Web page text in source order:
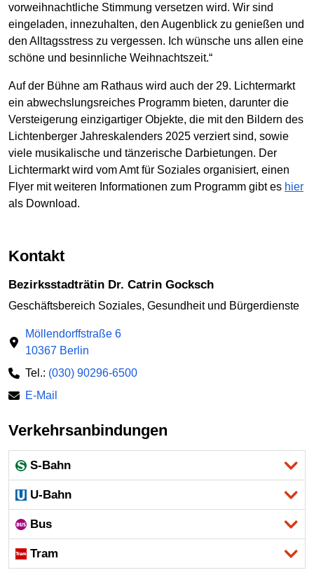
vorweihnachtliche Stimmung versetzen wird. Wir sind
eingeladen, innezuhalten, den Augenblick zu genießen und
den Alltagsstress zu vergessen. Ich wünsche uns allen eine
schöne und besinnliche Weihnachtszeit.“
Auf der Bühne am Rathaus wird auch der 29. Lichtermarkt
ein abwechslungsreiches Programm bieten, darunter die
Versteigerung einzigartiger Objekte, die mit den Bildern des
Lichtenberger Jahreskalenders 2025 verziert sind, sowie
viele musikalische und tänzerische Darbietungen. Der
Lichtermarkt wird vom Amt für Soziales organisiert, einen
Flyer mit weiteren Informationen zum Programm gibt es hier
als Download.
Kontakt
Bezirksstadträtin Dr. Catrin Gocksch
Geschäftsbereich Soziales, Gesundheit und Bürgerdienste
Möllendorffstraße 6
10367 Berlin
Tel.: (030) 90296-6500
E-Mail
Verkehrsanbindungen
S-Bahn
U-Bahn
Bus
Tram